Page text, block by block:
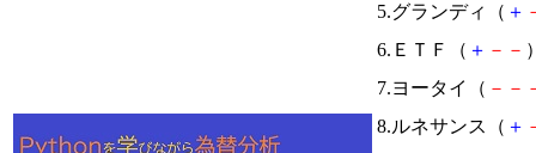
5.グランディ（ ＋
6.ＥＴＦ（ ＋ － －
7.ヨータイ（ － －
8.ルネサンス（ ＋